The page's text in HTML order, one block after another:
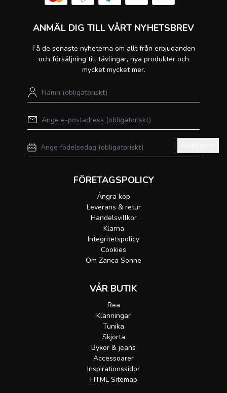
ANMÄL DIG TILL VÅRT NYHETSBREV
Få de senaste nyheterna om allt från erbjudanden
och försäljning till tävlingar, nya produkter och
mycket mycket mer.
FÖRETAGSPOLICY
Ångra köp
Leverans & retur
Handelsvillkor
Klarna
Integritetspolicy
Cookies
Om Zanca Sonne
VÅR BUTIK
Rea
Klänningar
Tunika
Skjorta
Byxor & jeans
Accessoarer
Inspirationssidor
HTML Sitemap